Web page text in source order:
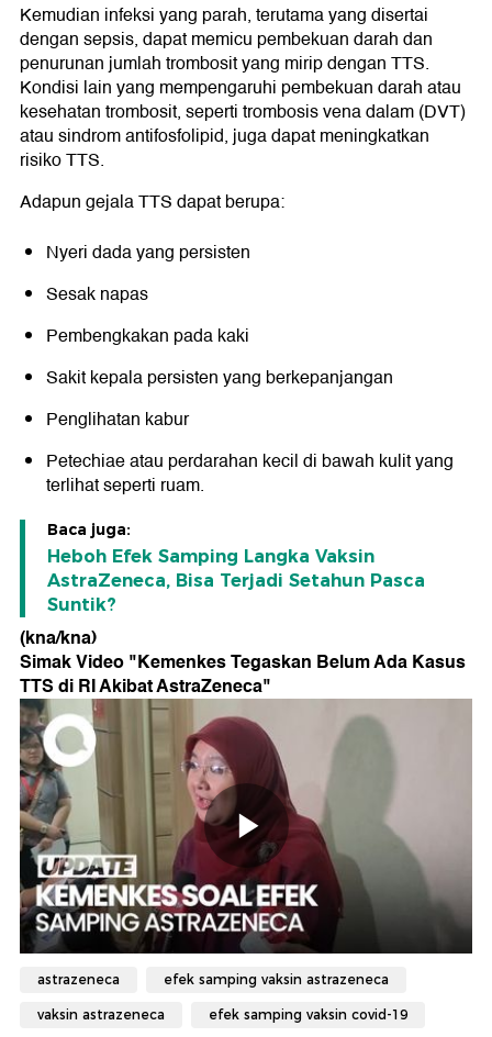
Kemudian infeksi yang parah, terutama yang disertai
dengan sepsis, dapat memicu pembekuan darah dan
penurunan jumlah trombosit yang mirip dengan TTS.
Kondisi lain yang mempengaruhi pembekuan darah atau
kesehatan trombosit, seperti trombosis vena dalam (DVT)
atau sindrom antifosfolipid, juga dapat meningkatkan
risiko TTS.
Adapun gejala TTS dapat berupa:
Nyeri dada yang persisten
Sesak napas
Pembengkakan pada kaki
Sakit kepala persisten yang berkepanjangan
Penglihatan kabur
Petechiae atau perdarahan kecil di bawah kulit yang
terlihat seperti ruam.
Baca juga:
Heboh Efek Samping Langka Vaksin
AstraZeneca, Bisa Terjadi Setahun Pasca
Suntik?
(kna/kna)
Simak Video "Kemenkes Tegaskan Belum Ada Kasus
TTS di RI Akibat AstraZeneca"
astrazeneca efek samping vaksin astrazeneca
vaksin astrazeneca efek samping vaksin covid-19